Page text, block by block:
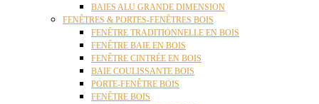
BAIES ALU GRANDE DIMENSION
FENÊTRES & PORTES-FENÊTRES BOIS
FENÊTRE TRADITIONNELLE EN BOIS
FENÊTRE BAIE EN BOIS
FENÊTRE CINTRÉE EN BOIS
BAIE COULISSANTE BOIS
PORTE-FENÊTRE BOIS
FENÊTRE BOIS